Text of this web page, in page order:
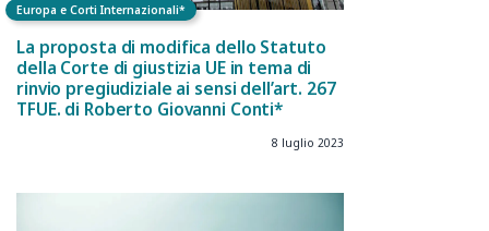
Europa e Corti Internazionali*
La proposta di modifica dello Statuto
della Corte di giustizia UE in tema di
rinvio pregiudiziale ai sensi dell’art. 267
TFUE. di Roberto Giovanni Conti*
8 luglio 2023